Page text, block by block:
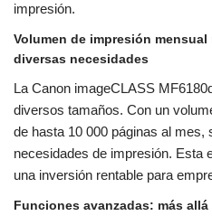
impresión.
Volumen de impresión
diversas necesidades
La Canon imageCLASS
diversos tamaños. Con un
de hasta 10 000 páginas al mes,
necesidades de impresión. Esta
una inversión rentable para
Funciones avanzadas: más